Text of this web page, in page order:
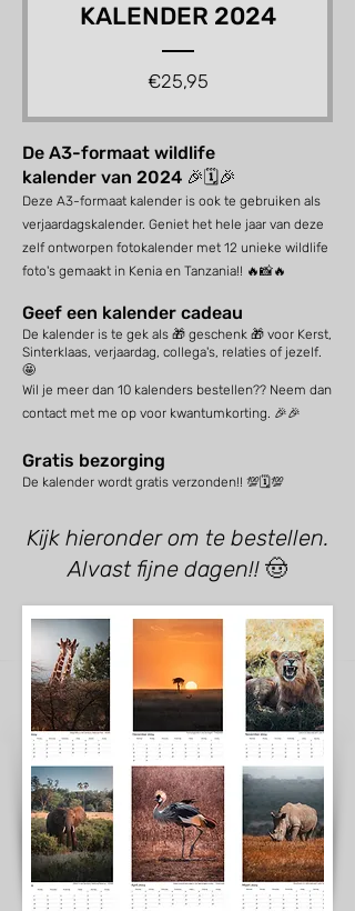
KALENDER 2024
€25,95Prijs
De A3-formaat wildlife
kalender van 2024 🎉🗓️🎉
Deze A3-formaat kalender is ook te gebruiken als
verjaardagskalender. Geniet het hele jaar van deze
zelf ontworpen fotokalender met 12 unieke wildlife
foto's gemaakt in Kenia en Tanzania!! 🔥📸🔥
Geef een kalender cadeau
De kalender is te gek als 🎁 geschenk 🎁 voor Kerst,
Sinterklaas, verjaardag, collega's, relaties of jezelf.
🤩
Wil je meer dan 10 kalenders bestellen?? Neem dan
contact met me op voor kwantumkorting. 🎉🎉
Gratis bezorging
De kalender wordt gratis verzonden!! 💯🗓️💯
Kijk hieronder om te bestellen.
Alvast fijne dagen!! 🤠